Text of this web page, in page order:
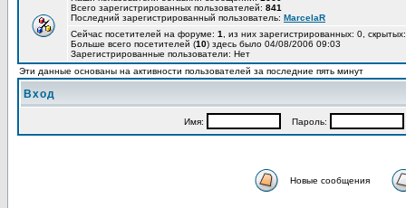
Всего зарегистрированных пользователей: 841
Последний зарегистрированный пользователь: MarcelaR
Сейчас посетителей на форуме: 1
, из них зарегистрированных: 0,
Больше всего посетителей (10) здесь было 04/08/2006 09:03
Зарегистрированные пользователи: Нет
Эти данные основаны на активности пользователей за последние пять минут
Вход
Имя: Пароль:
Новые сообщения